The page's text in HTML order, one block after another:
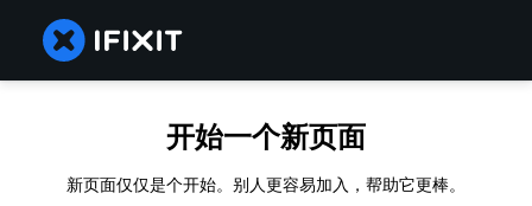
开始一个新页面
新页面仅仅是个开始。别人更容易加入，帮助它更棒。